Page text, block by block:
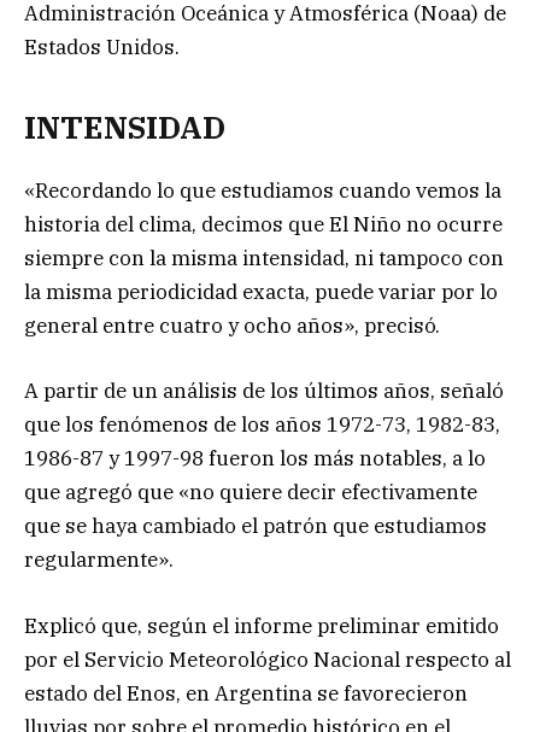
Administración Oceánica y Atmosférica (Noaa) de
Estados Unidos.
INTENSIDAD
«Recordando lo que estudiamos cuando vemos la
historia del clima, decimos que El Niño no ocurre
siempre con la misma intensidad, ni tampoco con
la misma periodicidad exacta, puede variar por lo
general entre cuatro y ocho años», precisó.
A partir de un análisis de los últimos años, señaló
que los fenómenos de los años 1972-73, 1982-83,
1986-87 y 1997-98 fueron los más notables, a lo
que agregó que «no quiere decir efectivamente
que se haya cambiado el patrón que estudiamos
regularmente».
Explicó que, según el informe preliminar emitido
por el Servicio Meteorológico Nacional respecto al
estado del Enos, en Argentina se favorecieron
lluvias por sobre el promedio histórico en el